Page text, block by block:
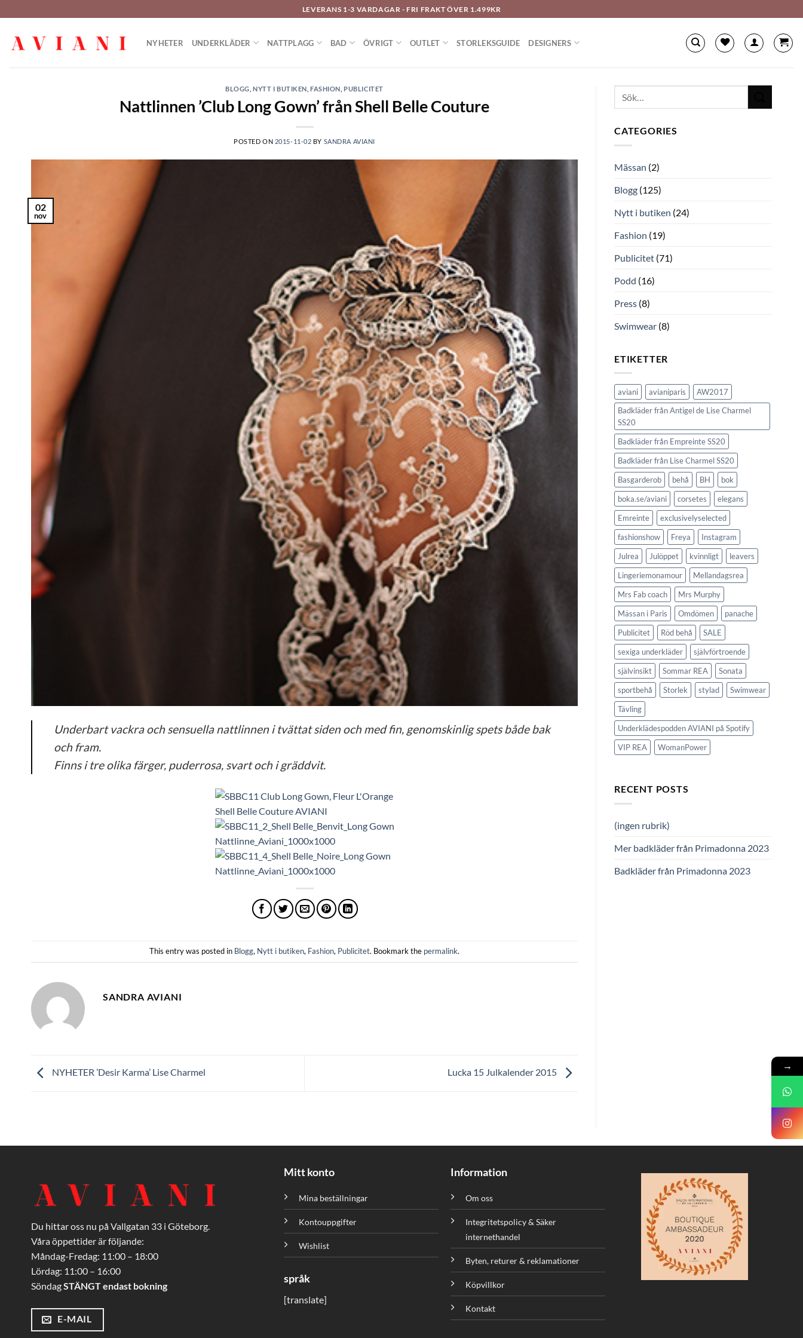
till
innehåll
LEVERANS 1-3 VARDAGAR - FRI FRAKT ÖVER 1.499KR
NYHETER UNDERKLÄDER NATTPLAGG BAD ÖVRIGT OUTLET STORLEKSGUIDE DESIGNERS
BLOGG ,NYTT I BUTIKEN ,FASHION PUBLICITET
Nattlinnen ’Club Long Gown’ från Shell Belle Couture
POSTED ON 2015-11-02 BY SANDRA AVIANI
02
nov
Underbart vackra och sensuella nattlinnen i tvättat siden och med fin, genomskinlig spets både bak
och fram.
Finns i tre olika färger, puderrosa, svart och i gräddvit.
This entry was posted in Blogg, Nytt i butiken, Fashion, Publicitet. Bookmark the permalink.
SANDRA AVIANI
NYHETER ’Desir Karma’ Lise Charmel Lucka 15 Julkalender 2015
CATEGORIES
Mässan (2)
Blogg (125)
Nytt i butiken (24)
Fashion (19)
Publicitet (71)
Podd (16)
Press (8)
Swimwear (8)
ETIKETTER
aviani avianiparis
AW2017
Badkläder från Antigel de Lise Charmel
SS20
Badkläder från Empreinte SS20
Badkläder från Lise Charmel SS20
Basgarderob
behå BH
bok
boka.se/aviani
corsetes
elegans
Emreinte
exclusivelyselected
fashionshow
Freya
Instagram
Julrea
Julöppet kvinnligt
leavers
Lingeriemonamour
Mellandagsrea
Mrs Fab coach
Mrs Murphy
Mässan i Paris
Omdömen
panache
Publicitet
Röd behå
SALE
sexiga underkläder
självförtroende
självinsikt
Sommar REA
Sonata
sportbehå
Storlek stylad
Swimwear
Tävling
Underklädespodden AVIANI på Spotify
VIP REA
WomanPower
RECENT POSTS
(ingen rubrik)
Mer badkläder från Primadonna 2023
Badkläder från Primadonna 2023
Du hittar oss nu på Vallgatan 33 i Göteborg.
Våra öppettider är följande:
Måndag-Fredag: 11:00 – 18:00
Lördag: 11:00 – 16:00
SöndagSTÄNGT endast bokning
E-MAIL
Mitt konto
Mina beställningar
Kontouppgifter
Wishlist
språk
[translate]
Information
Om oss
Integritetspolicy & Säker
internethandel
Byten, returer & reklamationer
Köpvillkor
Kontakt
→